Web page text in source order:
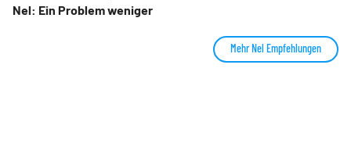
Nel: Ein Problem weniger
Mehr Nel Empfehlungen